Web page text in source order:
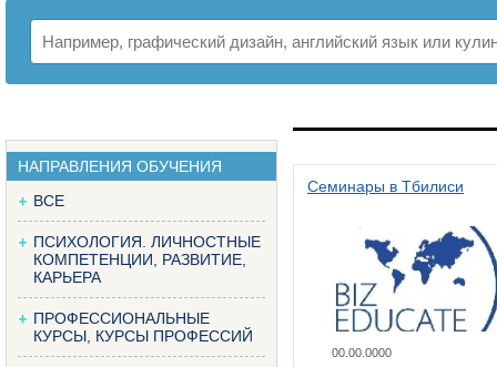
НАПРАВЛЕНИЯ ОБУЧЕНИЯ
ВСЕ
ПСИХОЛОГИЯ. ЛИЧНОСТНЫЕ
КОМПЕТЕНЦИИ, РАЗВИТИЕ,
КАРЬЕРА
ПРОФЕССИОНАЛЬНЫЕ
КУРСЫ, КУРСЫ ПРОФЕССИЙ
Семинары в Тбилиси
00.00.0000